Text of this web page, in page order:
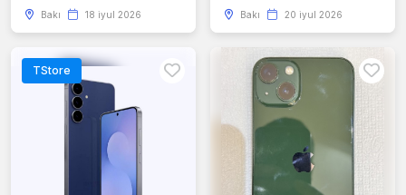
Bakı 18 iyul 2026 Bakı 20 iyul 2026
TStore